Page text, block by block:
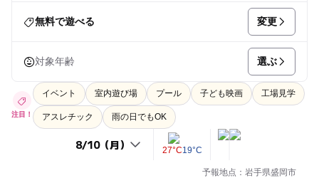
無料で遊べる 変更
対象年齢 選ぶ
注目！
イベント 室内遊び場 プール 子ども映画 工場見学
アスレチック 雨の日でもOK
27°C19°C
予報地点：岩手県盛岡市